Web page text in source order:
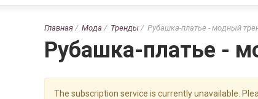
Главная Мода Тренды Рубашка-платье - модный
Рубашка-платье -
The subscription service is currently unavailable.